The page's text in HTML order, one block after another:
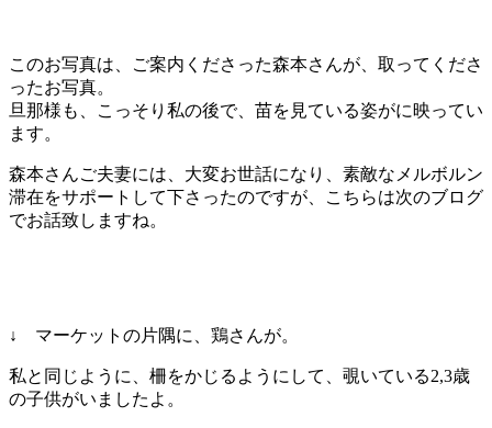
このお写真は、ご案内くださった森本さんが、取ってくださ
ったお写真。
旦那様も、こっそり私の後で、苗を見ている姿がに映ってい
ます。
森本さんご夫妻には、大変お世話になり、素敵なメルボルン
滞在をサポートして下さったのですが、こちらは次のブログ
でお話致しますね。
↓ マーケットの片隅に、鶏さんが。
私と同じように、柵をかじるようにして、覗いている2,3歳
の子供がいましたよ。